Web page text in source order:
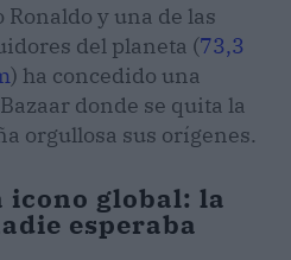
y una de las
del planeta (73,3
) ha concedido una
donde se quita la
orgullosa sus orígenes.
icono global: la
esperaba